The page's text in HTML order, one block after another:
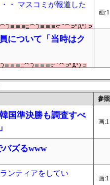
・ マスコミが報道した
画:1
について「当時はク
参照
国準決勝も調査すべ
画:1
バズるwww
ンティアをしてい
画:1